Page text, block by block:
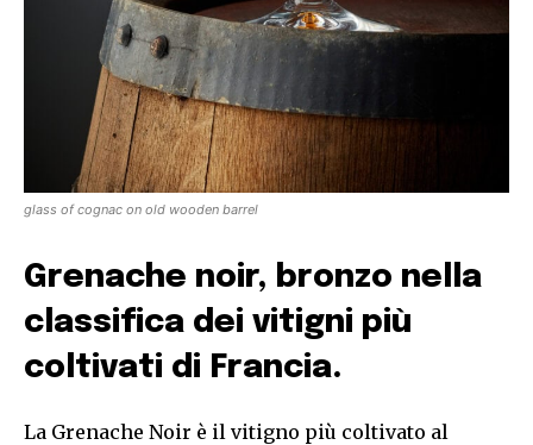
glass of cognac on old wooden barrel
Grenache noir, bronzo nella
classifica dei vitigni più
coltivati di Francia.
La Grenache Noir è il vitigno più coltivato al